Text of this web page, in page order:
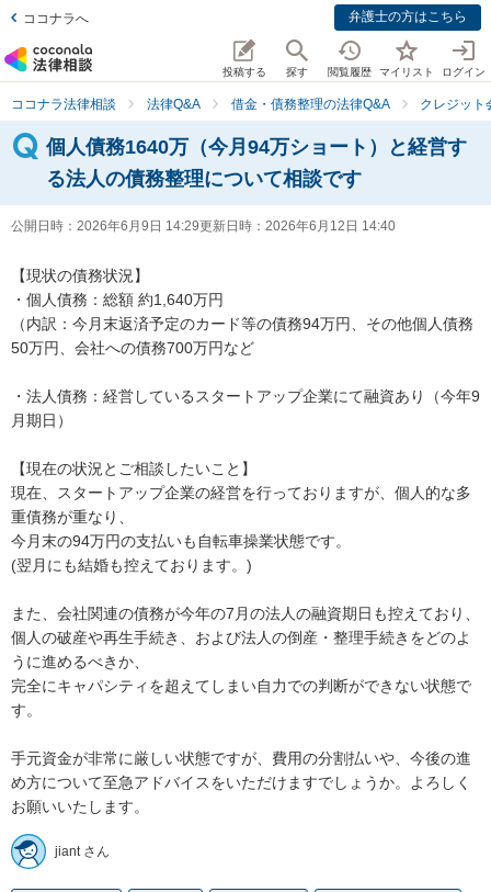
ココナラへ 弁護士の方はこちら
投稿する 探す 閲覧履歴 マイリスト ログイン
ココナラ法律相談 法律Q&A 借金・債務整理の法律Q&A クレジット
個人債務1640万（今月94万ショート）と経営す
る法人の債務整理について相談です
公開日時： 2026年6月9日 14:29更新日時： 2026年6月12日 14:40
【現状の債務状況】
・個人債務：総額 約1,640万円
（内訳：今月末返済予定のカード等の債務94万円、その他個人債務
50万円、会社への債務700万円など
・法人債務：経営しているスタートアップ企業にて融資あり（今年9
月期日）
【現在の状況とご相談したいこと】
現在、スタートアップ企業の経営を行っておりますが、個人的な多
重債務が重なり、
今月末の94万円の支払いも自転車操業状態です。
(翌月にも結婚も控えております。)
また、会社関連の債務が今年の7月の法人の融資期日も控えており、
個人の破産や再生手続き、および法人の倒産・整理手続きをどのよ
うに進めるべきか、
完全にキャパシティを超えてしまい自力での判断ができない状態で
す。
手元資金が非常に厳しい状態ですが、費用の分割払いや、今後の進
め方について至急アドバイスをいただけますでしょうか。よろしく
お願いいたします。
jiant さん